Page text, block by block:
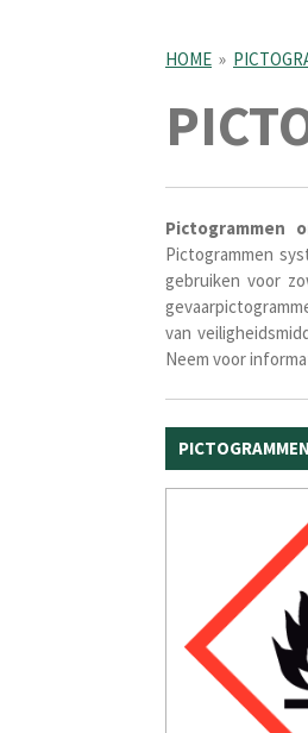
HOME »
Pictogrammen
Pictogrammen
gebruiken voor
van
Neem voor